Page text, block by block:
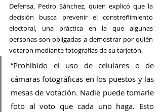
Defensa, Pedro Sánchez, quien explicó que la
decisión busca prevenir el constreñimiento
electoral, una práctica en la que algunas
personas son obligadas a demostrar por quién
votaron mediante fotografías de su tarjetón.
“Prohibido el uso de celulares o de
cámaras fotográficas en los puestos y las
mesas de votación. Nadie puede tomarle
foto al voto que cada uno haga. Esto